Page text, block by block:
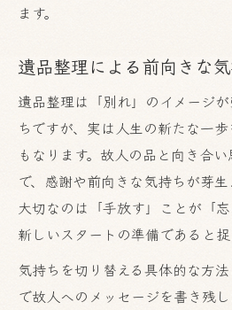
ます。
遺品整理による前向きな
遺品整理は「別れ」のイメージ
ちですが、実は人生の新たな一
もなります。故人の品と向き合
で、感謝や前向きな気持ちが芽生
大切なのは「手放す」ことが「忘
新しいスタートの準備であると捉
気持ちを切り替える具体的な方
で故人へのメッセージを書き残